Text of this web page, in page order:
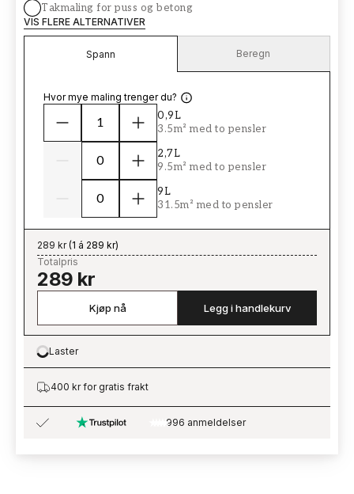
Takmaling for puss og betong
VIS FLERE ALTERNATIVER
Spann Beregn
Hvor mye maling trenger du?
0,9L
3.5m² med to pensler
2,7L
9.5m² med to pensler
9L
31.5m² med to pensler
289 kr(1 á 289 kr)
Totalpris
289 kr
Kjøp nå Legg i handlekurv
Loading…
Laster
400 kr for gratis frakt
996 anmeldelser